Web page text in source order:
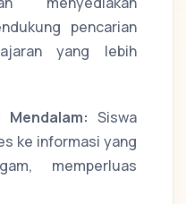
pencarian
yang lebih
Siswa
ke informasi yang
memperluas